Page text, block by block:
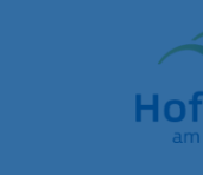
Home"